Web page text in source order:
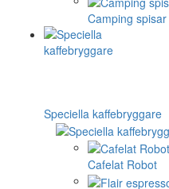
Camping spisar
Speciella kaffebryggare
Cafelat Robot